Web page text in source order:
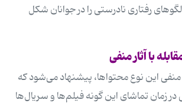
رفتاری نادرستی را در جوانان شکل
با آثار منفی
این نوع محتواها، پیشنهاد می‌شود که
زمان تماشای این گونه فیلم‌ها و سریال‌ها